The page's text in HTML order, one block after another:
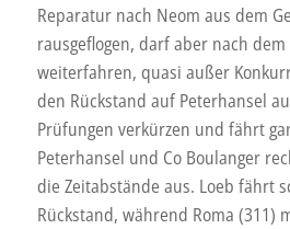
Reparatur nach Neom aus dem
rausgeflogen, darf aber nach
weiterfahren, quasi außer
den Rückstand auf Peterhansel
Prüfungen verkürzen und fährt
Peterhansel und Co Boulanger
die Zeitabstände aus. Loeb fährt
Rückstand, während Roma (311)